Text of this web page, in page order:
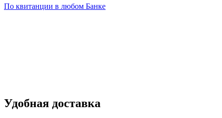
По квитанции в любом Банке
Удобная доставка